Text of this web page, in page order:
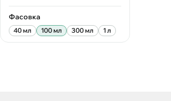
Фасовка
40 мл 100 мл 300 мл 1 л